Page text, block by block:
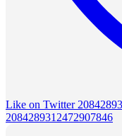
Like on Twitter
2084289312472907846